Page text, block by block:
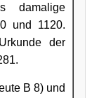
damalige
und 1120.
der
B 8) und